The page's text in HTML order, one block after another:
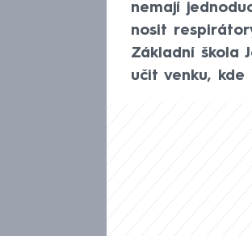
nemají
nosit
Základní škola
učit venku,